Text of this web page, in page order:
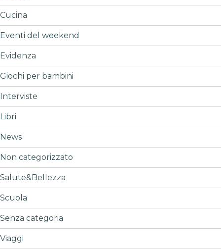
Cucina
Eventi del weekend
Evidenza
Giochi per bambini
Interviste
Libri
News
Non categorizzato
Salute&Bellezza
Scuola
Senza categoria
Viaggi